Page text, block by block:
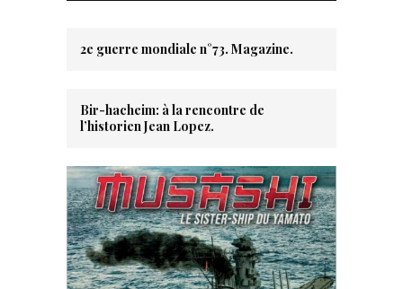
2e guerre mondiale n°73. Magazine.
Bir-hacheim: à la rencontre de
l’historien Jean Lopez.